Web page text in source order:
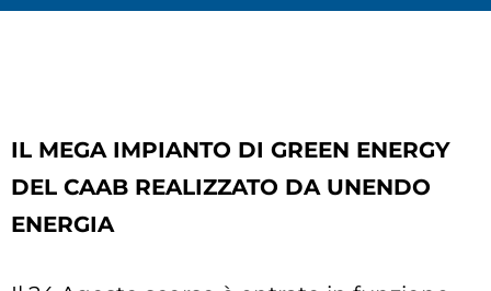
IL MEGA IMPIANTO DI GREEN ENERGY
DEL CAAB REALIZZATO DA UNENDO
ENERGIA